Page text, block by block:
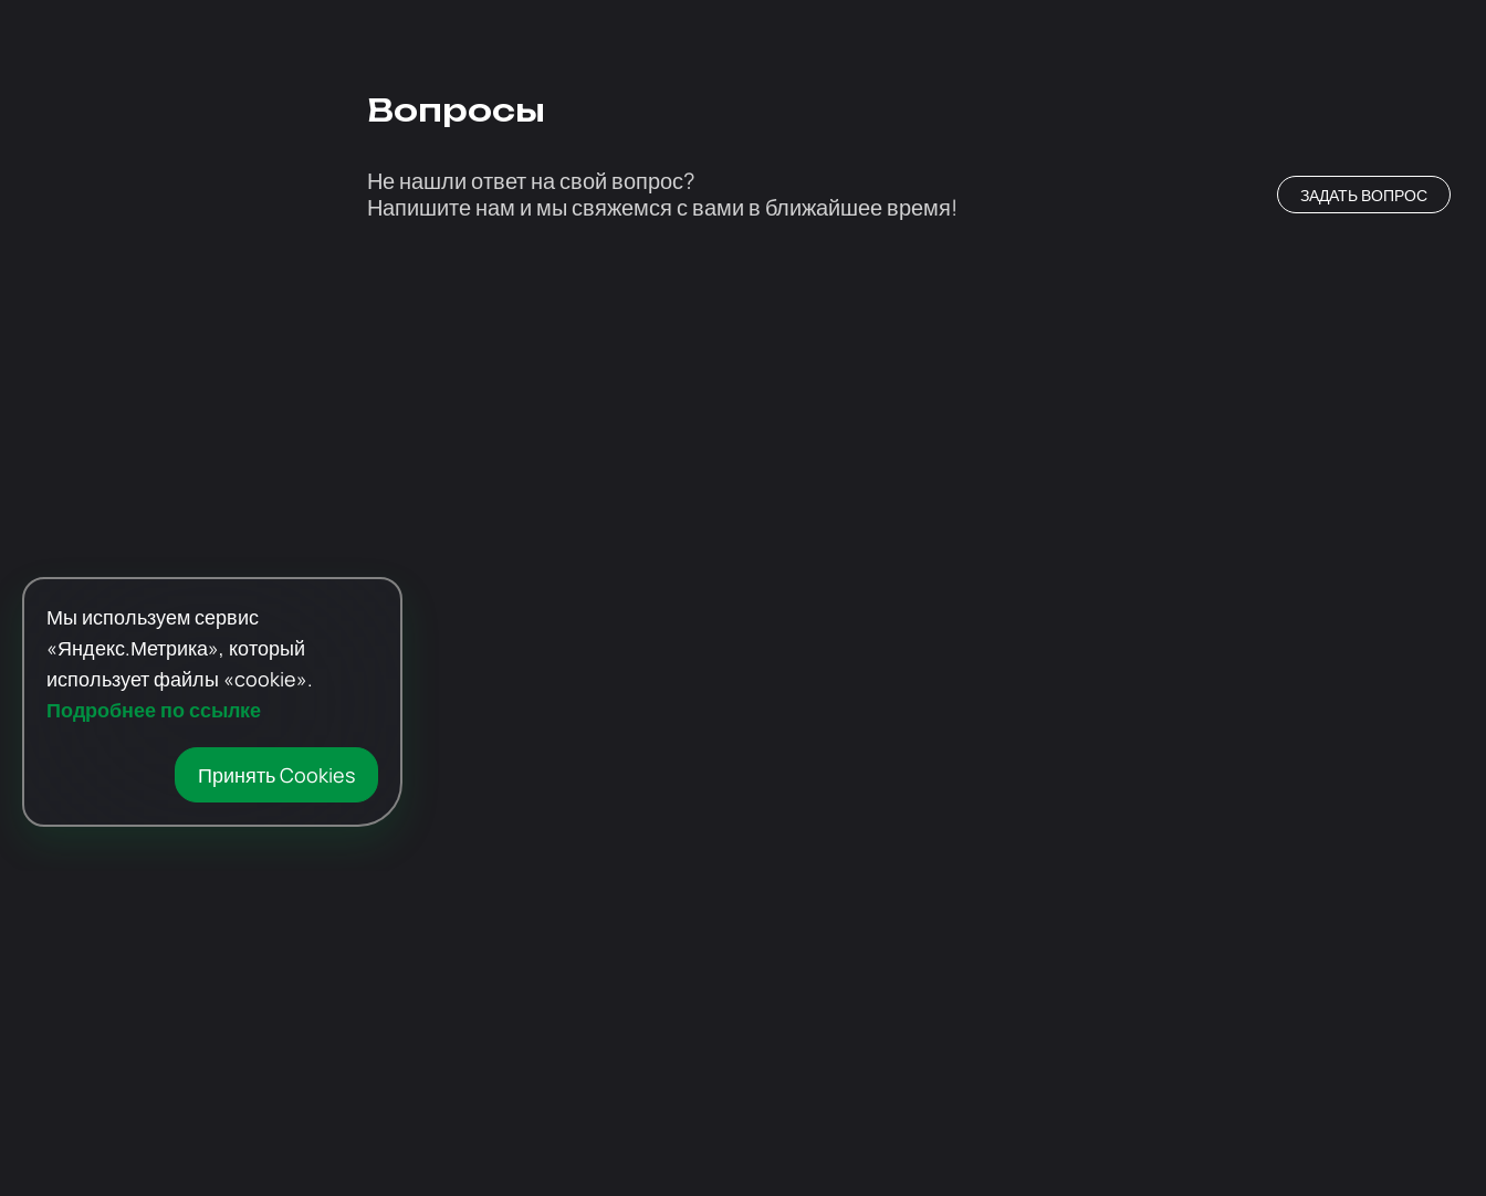
Вопросы
Не нашли ответ на свой вопрос?
Напишите нам и мы свяжемся с вами в ближайшее время!
ЗАДАТЬ ВОПРОС
Мы используем сервис
«Яндекс.Метрика», который
использует файлы «cookie».
Подробнее по ссылке
Принять Cookies